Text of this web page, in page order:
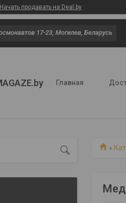
Начать продавать на Deal.by
17-23, Могилев, Беларусь
Главная